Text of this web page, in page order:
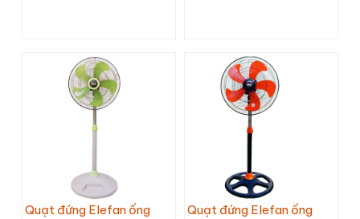
Quạt đứng Elefan ống
Quạt đứng Elefan ống